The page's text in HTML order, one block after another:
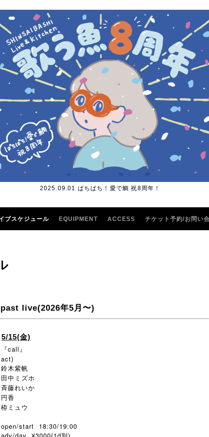
2025.09.01 ぱちぱち！愛で鯛 祝8周年！
ブスケジュール EQUIPMENT ACCESS チケット予約/お問い
past live(2026年5月〜)
5/15(金)
『call』
act)
鈴木紫帆
田中ミズホ
斉藤れいか
円香
栫ミュウ
open/start 18:30/19:00